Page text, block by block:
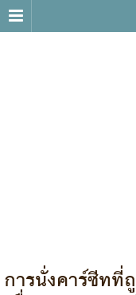
การนั่งคาร์ซีทที่